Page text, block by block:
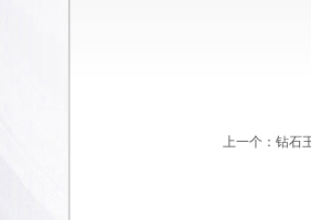
上一个： 钻石